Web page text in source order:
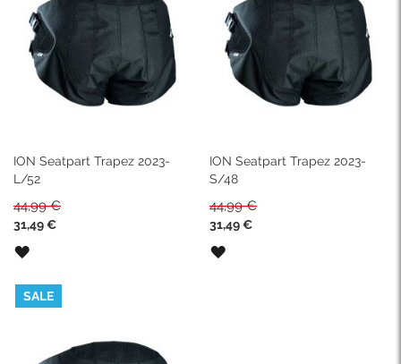
ION Seatpart Trapez 2023-
L/52
44,99 €
Sonderpreis
31,49 €
ZUR
HINZUFÜGEN
ION Seatpart Trapez 2023-
S/48
44,99 €
Sonderpreis
31,49 €
ZUR
SALE